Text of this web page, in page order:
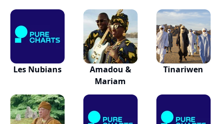
Les Nubians
Amadou &
Mariam
Tinariwen